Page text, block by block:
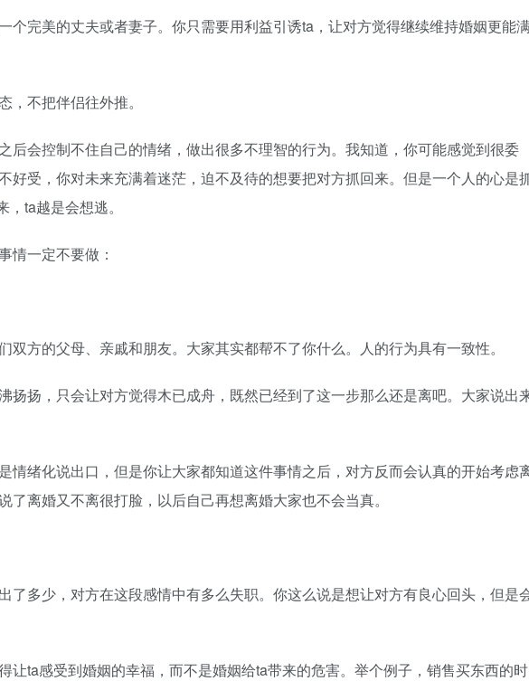
完美的丈夫或者妻子。你只需要用利益引诱ta，让对方觉得继续维持婚姻更能
不把伴侣往外推。
会控制不住自己的情绪，做出很多不理智的行为。我知道，你可能感觉到很委
好受，你对未来充满着迷茫，迫不及待的想要把对方抓回来。但是一个人的心是
ta越是会想逃。
一定不要做：
方的父母、亲戚和朋友。大家其实都帮不了你什么。人的行为具有一致性。
扬，只会让对方觉得木已成舟，既然已经到了这一步那么还是离吧。大家说出
绪化说出口，但是你让大家都知道这件事情之后，对方反而会认真的开始考虑
了离婚又不离很打脸，以后自己再想离婚大家也不会当真。
多少，对方在这段感情中有多么失职。你这么说是想让对方有良心回头，但是
ta感受到婚姻的幸福，而不是婚姻给ta带来的危害。举个例子，销售买东西的时